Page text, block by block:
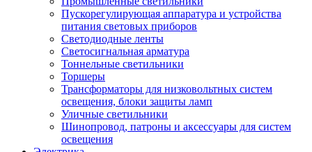
Пускорегулирующая аппаратура и устройства
питания световых приборов
Светодиодные ленты
Светосигнальная арматура
Тоннельные светильники
Торшеры
Трансформаторы для низковольтных систем
освещения, блоки защиты ламп
Уличные светильники
Шинопровод, патроны и аксессуары для систем
освещения